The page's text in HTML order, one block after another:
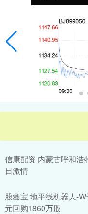
信康配资 内蒙古呼和浩
日激情
股鑫宝 地平线机器人-
元回购1860万股